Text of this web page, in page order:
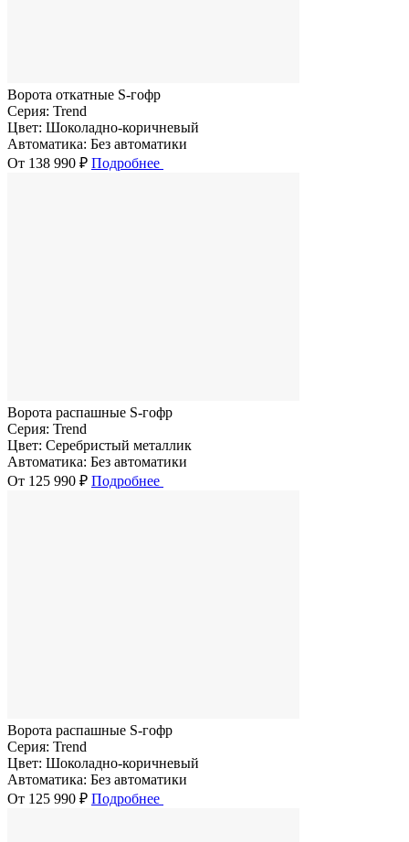
Ворота откатные S-гофр
Серия: Trend
Цвет: Шоколадно-коричневый
Автоматика: Без автоматики
От 138 990 ₽ Подробнее
Ворота распашные S-гофр
Серия: Trend
Цвет: Серебристый металлик
Автоматика: Без автоматики
От 125 990 ₽ Подробнее
Ворота распашные S-гофр
Серия: Trend
Цвет: Шоколадно-коричневый
Автоматика: Без автоматики
От 125 990 ₽ Подробнее